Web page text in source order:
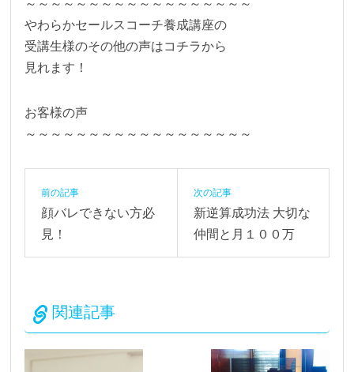
～～～～～～～～～～～～～～～～～～
やわらかセールスコーチ養成講座の
受講生様のその他の声はコチラから
見れます！
お客様の声
～～～～～～～～～～～～～～～～～～
前の記事
顔バレできない方必
見！
次の記事
新逆算成功法 大切な
仲間と月１００万
関連記事